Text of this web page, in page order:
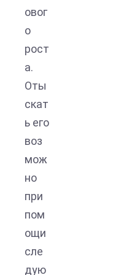
овог
о
рост
а.
Оты
скат
ь его
воз
мож
но
при
пом
ощи
сле
дую